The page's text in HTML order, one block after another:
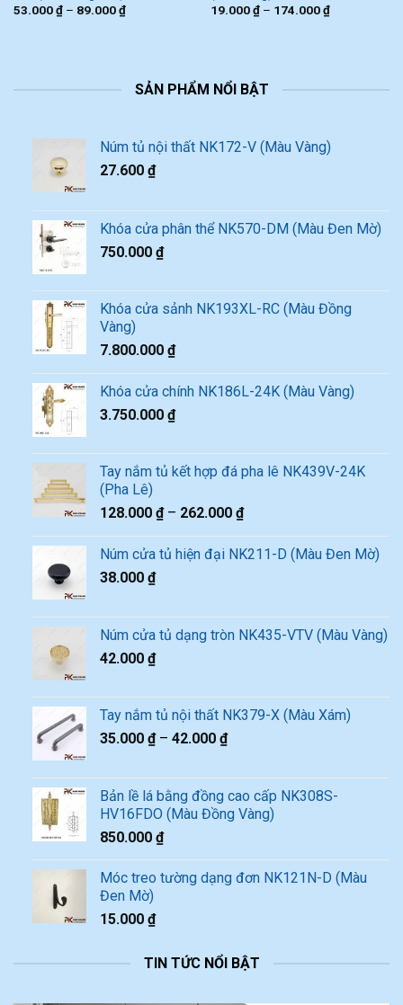
53.000₫– 89.000₫
19.000₫– 174.000₫
SẢN PHẨM NỔI BẬT
Núm tủ nội thất NK172-V (Màu Vàng)
27.600 ₫
Khóa cửa phân thể NK570-DM (Màu Đen Mờ)
750.000 ₫
Khóa cửa sảnh NK193XL-RC (Màu Đồng
Vàng)
7.800.000 ₫
Khóa cửa chính NK186L-24K (Màu Vàng)
3.750.000 ₫
Tay nắm tủ kết hợp đá pha lê NK439V-24K
(Pha Lê)
128.000 ₫– 262.000 ₫
Núm cửa tủ hiện đại NK211-D (Màu Đen Mờ)
38.000 ₫
Núm cửa tủ dạng tròn NK435-VTV (Màu Vàng)
42.000 ₫
Tay nắm tủ nội thất NK379-X (Màu Xám)
35.000 ₫– 42.000 ₫
Bản lề lá bằng đồng cao cấp NK308S-
HV16FDO (Màu Đồng Vàng)
850.000 ₫
Móc treo tường dạng đơn NK121N-D (Màu
Đen Mờ)
15.000 ₫
TIN TỨC NỔI BẬT